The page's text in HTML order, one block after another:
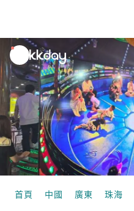
unread
notifications
首頁 中國 廣東 珠海